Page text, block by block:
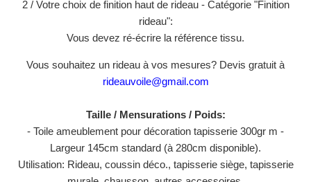
2 / Votre choix de finition haut de rideau - Catégorie "Finition
rideau":
Vous devez ré-écrire la référence tissu.
Vous souhaitez un rideau à vos mesures? Devis gratuit à
rideauvoile@gmail.com
Taille / Mensurations / Poids:
- Toile ameublement pour décoration tapisserie 300gr m -
Largeur 145cm standard (à 280cm disponible).
Utilisation: Rideau, coussin déco., tapisserie siège, tapisserie